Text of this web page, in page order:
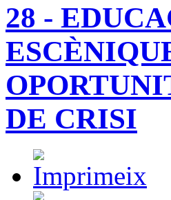
28 -
DE CRISI